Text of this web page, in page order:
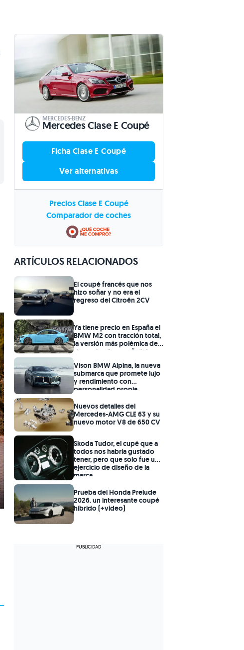
MERCEDES-BENZ
Mercedes Clase E Coupé
Ficha Clase E Coupé
Ver alternativas
Precios Clase E Coupé
Comparador de coches
ARTÍCULOS RELACIONADOS
El coupé francés que nos
hizo soñar y no era el
regreso del Citroën 2CV
Ya tiene precio en España el
BMW M2 con tracción total,
la versión más polémica del
deportivo "pequeño" de
Vison BMW Alpina, la nueva
submarca que promete lujo
y rendimiento con
personalidad propia
Nuevos detalles del
Mercedes-AMG CLE 63 y su
nuevo motor V8 de 650 CV
Skoda Tudor, el cupé que a
todos nos habría gustado
tener, pero que solo fue un
ejercicio de diseño de la
marca
Prueba del Honda Prelude
2026. un interesante coupé
híbrido (+vídeo)